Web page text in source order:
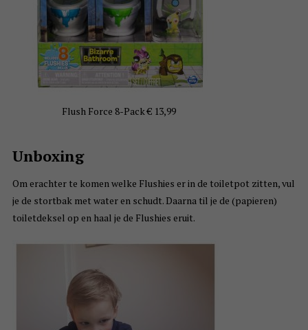
Flush Force 8-Pack € 13,99
Unboxing
Om erachter te komen welke Flushies er in de toiletpot zitten, vul
je de stortbak met water en schudt. Daarna til je de (papieren)
toiletdeksel op en haal je de Flushies eruit.